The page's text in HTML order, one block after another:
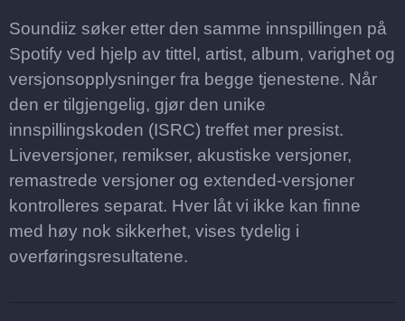
Soundiiz søker etter den samme innspillingen på
Spotify ved hjelp av tittel, artist, album, varighet og
versjonsopplysninger fra begge tjenestene. Når
den er tilgjengelig, gjør den unike
innspillingskoden (ISRC) treffet mer presist.
Liveversjoner, remikser, akustiske versjoner,
remastrede versjoner og extended-versjoner
kontrolleres separat. Hver låt vi ikke kan finne
med høy nok sikkerhet, vises tydelig i
overføringsresultatene.